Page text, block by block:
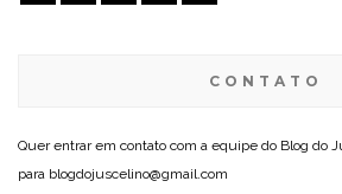
CONTATO
Quer entrar em contato com a equipe do Blog do
para blogdojuscelino@gmail.com